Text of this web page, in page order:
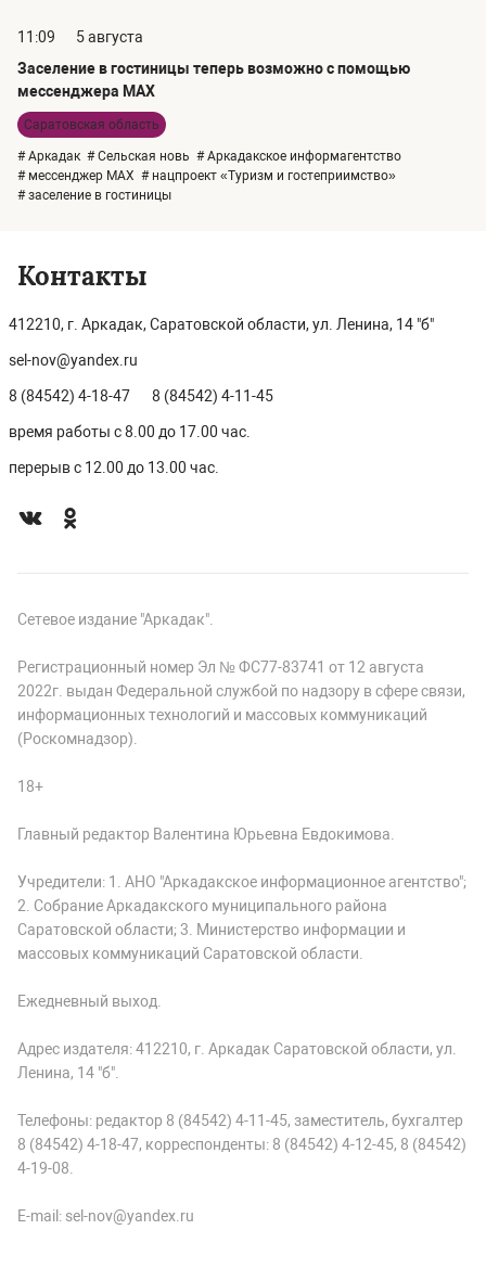
11:09
5 августа
Заселение в гостиницы теперь возможно с помощью
мессенджера MAX
Саратовская область
# Аркадак # Сельская новь # Аркадакское информагентство
# мессенджер MAX # нацпроект «Туризм и гостеприимство»
# заселение в гостиницы
Контакты
412210, г. Аркадак, Саратовской области, ул. Ленина, 14 "б"
sel-nov@yandex.ru
8 (84542) 4-18-47 8 (84542) 4-11-45
время работы с 8.00 до 17.00 час.
перерыв с 12.00 до 13.00 час.
Сетевое издание "Аркадак".
Регистрационный номер Эл № ФС77-83741 от 12 августа
2022г. выдан Федеральной службой по надзору в сфере связи,
информационных технологий и массовых коммуникаций
(Роскомнадзор).
18+
Главный редактор Валентина Юрьевна Евдокимова.
Учредители: 1. АНО "Аркадакское информационное агентство";
2. Собрание Аркадакского муниципального района
Саратовской области; 3. Министерство информации и
массовых коммуникаций Саратовской области.
Ежедневный выход.
Адрес издателя: 412210, г. Аркадак Саратовской области, ул.
Ленина, 14 "б".
Телефоны: редактор 8 (84542) 4-11-45, заместитель, бухгалтер
8 (84542) 4-18-47, корреспонденты: 8 (84542) 4-12-45, 8 (84542)
4-19-08.
E-mail: sel-nov@yandex.ru